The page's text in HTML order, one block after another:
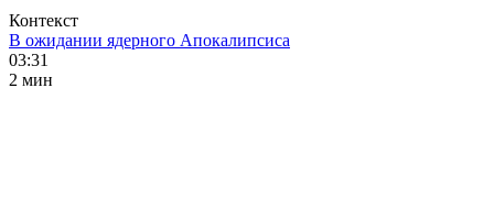
Контекст
В ожидании ядерного Апокалипсиса
03:31
2 мин